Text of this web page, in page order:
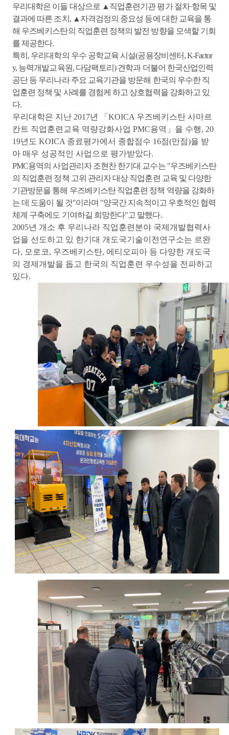
우리대학은 이들 대상으로 ▲ 직업훈련기관 평가 절차·항목 및
결과에 따른 조치, ▲ 자격검정의 중요성 등에 대한 교육을 통
해 우즈베키스탄의 직업훈련 정책의 발전 방향을 모색할 기회
를 제공한다.
특히 , 우리대학의 우수 공학교육 시설(공용장비센터, K-Factor
y, 능력개발교육원, 다담팩토리)견학과 더불어 한국산업인력
공단 등 우리나라 주요 교육기관을 방문해 한국의 우수한 직
업훈련 정책 및 사례를 경험케 하고 상호협력을 강화하고 있
다.
우리대학은 지난 2017년 「 KOICA 우즈베키스탄 사마르
칸트 직업훈련교육 역량강화사업 PMC용역 」 을 수행, 20
19년도 KOICA 종료평가에서 종합점수 16점(만점)을 받
아 매우 성공적인 사업으로 평가받았다.
PMC용역의 사업관리자 조현찬 한기대 교수는 "우즈베키스탄
의 직업훈련 정책 고위 관리자 대상 직업훈련 교육 및 다양한
기관방문을 통해 우즈베키스탄 직업훈련 정책 역량을 강화하
는 데 도움이 될 것"이라며 "양국간 지속적이고 우호적인 협력
체계 구축에도 기여하길 희망한다"고 말했다.
2005년 개소 후 우리나라 직업훈련분야 국제개발협력사
업을 선도하고 있 한기대 개도국기술이전연구소는 르완
다, 모로코, 우즈베키스탄, 에티오피아 등 다양한 개도국
의 경제개발을 돕고 한국의 직업훈련 우수성을 전파하고
있다.